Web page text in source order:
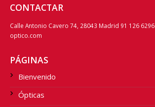
CONTACTAR
Calle Antonio Cavero 74, 28043 Madrid 91 126
optico.com
PÁGINAS
Bienvenido
Ópticas